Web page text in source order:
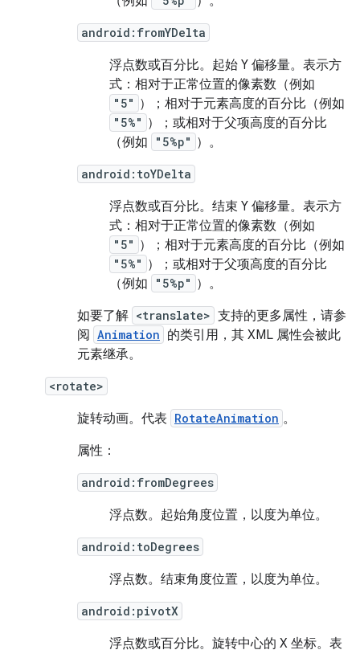
android:fromYDelta
浮点数或百分比。 起始 Y 偏移量。表示方
式：相对于正常位置的像素数（例如
"5" ）；相对于元素高度的百分比（例如
"5%" ）；或相对于父项高度的百分比
（例如
"5%p" ）。
android:toYDelta
浮点数或百分比。 结束 Y 偏移量。表示方
式：相对于正常位置的像素数（例如
"5" ）；相对于元素高度的百分比（例如
"5%" ）；或相对于父项高度的百分比
（例如
"5%p" ）。
如要了解 <translate> 支持的更多属性，请参
阅 Animation 的类引用，其 XML 属性会被此
元素继承。
<rotate>
旋转动画。代表 RotateAnimation 。
属性：
android:fromDegrees
浮点数。 起始角度位置，以度为单位。
android:toDegrees
浮点数。 结束角度位置，以度为单位。
android:pivotX
浮点数或百分比。 旋转中心的 X 坐标。表